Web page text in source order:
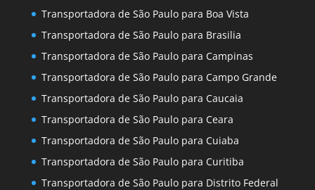
Transportadora de São Paulo para Boa Vista
Transportadora de São Paulo para Brasilia
Transportadora de São Paulo para Campinas
Transportadora de São Paulo para Campo Grande
Transportadora de São Paulo para Caucaia
Transportadora de São Paulo para Ceara
Transportadora de São Paulo para Cuiaba
Transportadora de São Paulo para Curitiba
Transportadora de São Paulo para Distrito Federal